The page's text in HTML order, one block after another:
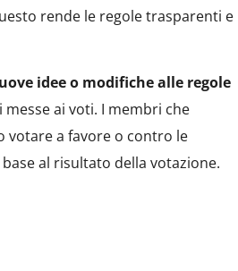
rende le regole trasparenti e
idee o modifiche alle regole
ai voti. I membri che
votare a favore o contro le
al risultato della votazione.